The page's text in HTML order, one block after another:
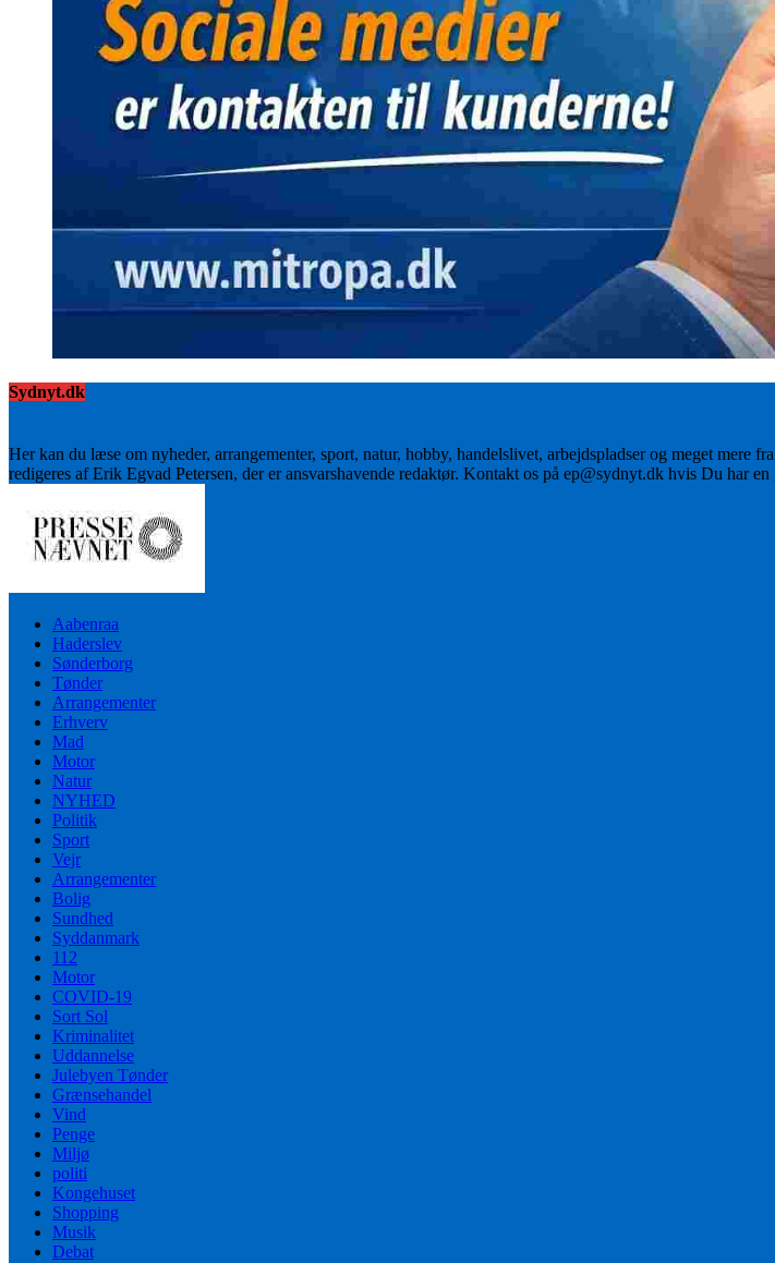
Sydnyt.dk
Her kan du læse om nyheder, arrangementer, sport, natur, hobby, handelslivet, arbejdspladser og meget mere
redigeres af Erik Egvad Petersen, der er ansvarshavende redaktør. Kontakt os på ep@sydnyt.dk hvis Du har en
Aabenraa
Haderslev
Sønderborg
Tønder
Arrangementer
Erhverv
Mad
Motor
Natur
NYHED
Politik
Sport
Vejr
Arrangementer
Bolig
Sundhed
Syddanmark
112
Motor
COVID-19
Sort Sol
Kriminalitet
Uddannelse
Julebyen Tønder
Grænsehandel
Vind
Penge
Miljø
politi
Kongehuset
Shopping
Musik
Debat